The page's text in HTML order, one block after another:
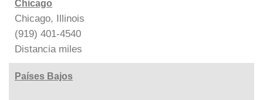
Chicago
Chicago, Illinois
(919) 401-4540
Distancia miles
Países Bajos